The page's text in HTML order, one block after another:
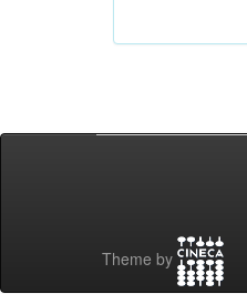
Theme by